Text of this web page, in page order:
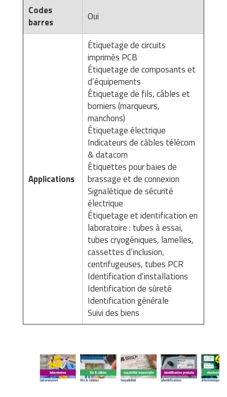
Table de cuisson professionnelle
Tables de préparation réfrigérées
Codes
barres
Oui
Applications
Étiquetage de circuits
imprimés PCB
Étiquetage de composants et
d’équipements
Étiquetage de fils, câbles et
borniers (marqueurs,
manchons)
Étiquetage électrique
Indicateurs de câbles télécom
& datacom
Étiquettes pour baies de
brassage et de connexion
Signalétique de sécurité
électrique
Étiquetage et identification en
laboratoire : tubes à essai,
tubes cryogéniques, lamelles,
cassettes d’inclusion,
centrifugeuses, tubes PCR
Identification d’installations
Identification de sûreté
Identification générale
Suivi des biens